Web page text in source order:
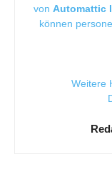
von Automattic
können
Weitere